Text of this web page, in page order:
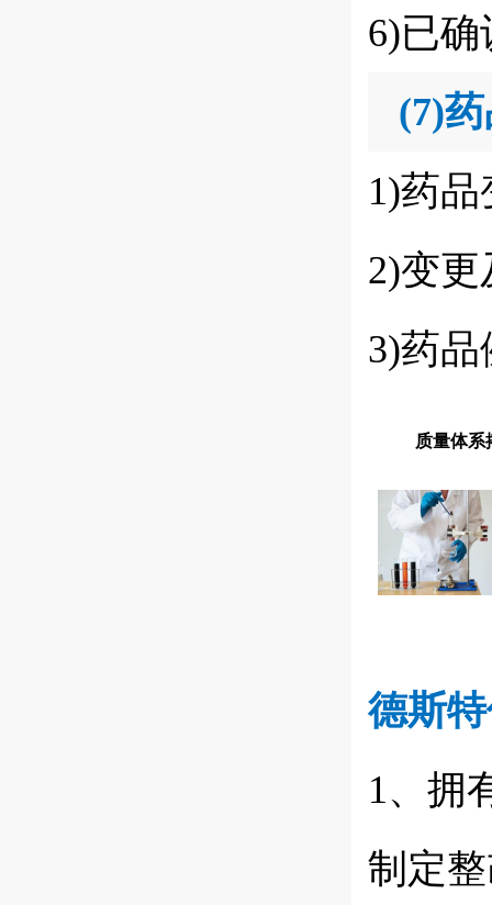
6)已
(7)
1)药
2)变
3)药
质量体系
德斯
1、拥
制定